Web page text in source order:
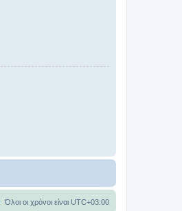
Όλοι οι χρόνοι είναι UTC+03:00